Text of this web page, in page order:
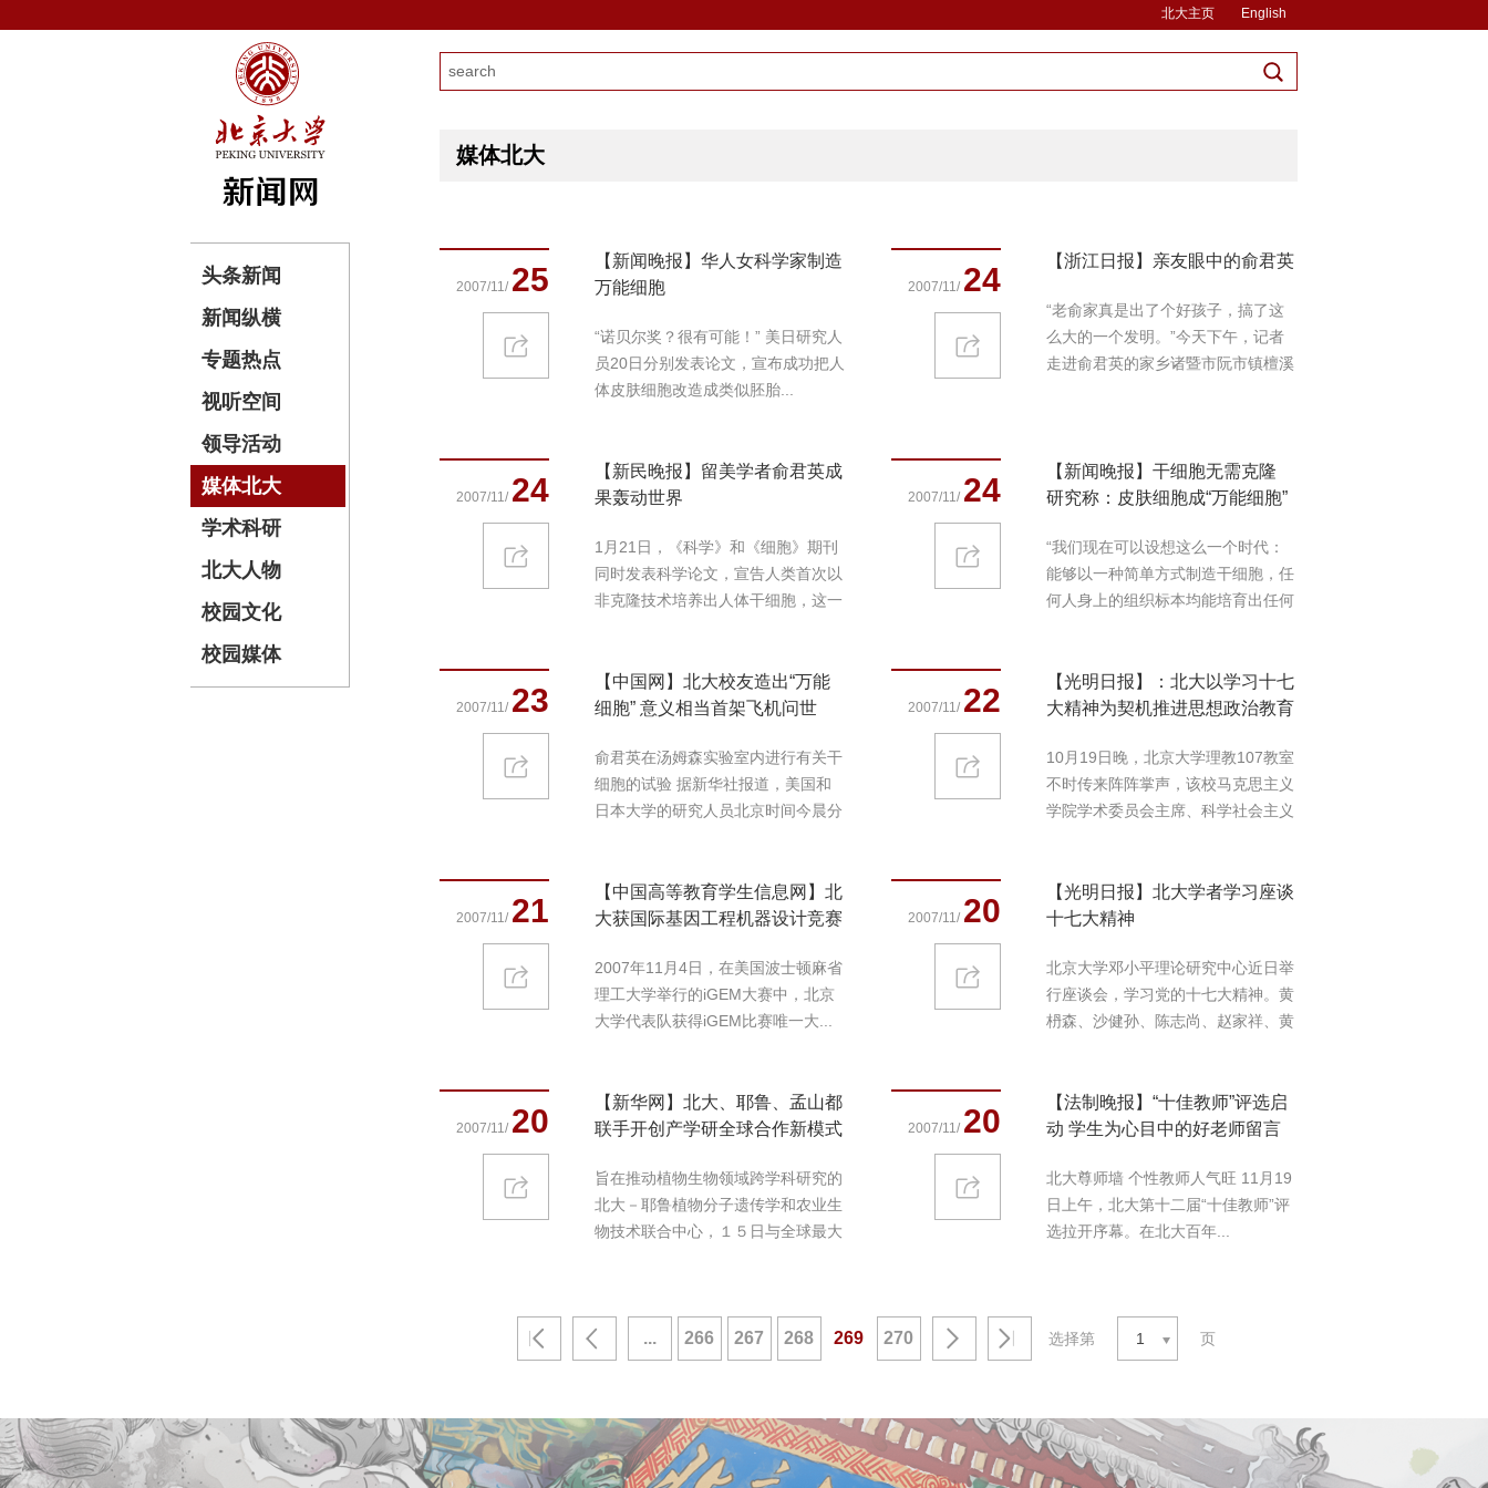
北大主页 English
头条新闻
新闻纵横
专题热点
视听空间
领导活动
媒体北大
学术科研
北大人物
校园文化
校园媒体
媒体北大
2007/11/ 25
【新闻晚报】华人女科学家制造
万能细胞
“诺贝尔奖？很有可能！” 美日研究人
员20日分别发表论文，宣布成功把人
体皮肤细胞改造成类似胚胎...
2007/11/ 24
【浙江日报】亲友眼中的俞君英
“老俞家真是出了个好孩子，搞了这
么大的一个发明。”今天下午，记者
走进俞君英的家乡诸暨市阮市镇檀溪
2007/11/ 24
【新民晚报】留美学者俞君英成
果轰动世界
1月21日，《科学》和《细胞》期刊
同时发表科学论文，宣告人类首次以
非克隆技术培养出人体干细胞，这一
2007/11/ 24
【新闻晚报】干细胞无需克隆
研究称：皮肤细胞成“万能细胞”
“我们现在可以设想这么一个时代：
能够以一种简单方式制造干细胞，任
何人身上的组织标本均能培育出任何
2007/11/ 23
【中国网】北大校友造出“万能
细胞” 意义相当首架飞机问世
俞君英在汤姆森实验室内进行有关干
细胞的试验 据新华社报道，美国和
日本大学的研究人员北京时间今晨分
2007/11/ 22
【光明日报】：北大以学习十七
大精神为契机推进思想政治教育
10月19日晚，北京大学理教107教室
不时传来阵阵掌声，该校马克思主义
学院学术委员会主席、科学社会主义
2007/11/ 21
【中国高等教育学生信息网】北
大获国际基因工程机器设计竞赛
2007年11月4日，在美国波士顿麻省
理工大学举行的iGEM大赛中，北京
大学代表队获得iGEM比赛唯一大...
2007/11/ 20
【光明日报】北大学者学习座谈
十七大精神
北京大学邓小平理论研究中心近日举
行座谈会，学习党的十七大精神。黄
枬森、沙健孙、陈志尚、赵家祥、黄
2007/11/ 20
【新华网】北大、耶鲁、孟山都
联手开创产学研全球合作新模式
旨在推动植物生物领域跨学科研究的
北大－耶鲁植物分子遗传学和农业生
物技术联合中心，１５日与全球最大
2007/11/ 20
【法制晚报】“十佳教师”评选启
动 学生为心目中的好老师留言
北大尊师墙 个性教师人气旺 11月19
日上午，北大第十二届“十佳教师”评
选拉开序幕。在北大百年...
... 266 267 268 269 270 选择第 1 页